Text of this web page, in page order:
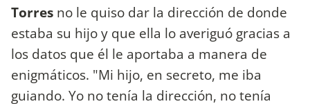
Torres no le quiso dar la dirección de donde
estaba su hijo y que ella lo averiguó gracias a
los datos que él le aportaba a manera de
enigmáticos. "Mi hijo, en secreto, me iba
guiando. Yo no tenía la dirección, no tenía